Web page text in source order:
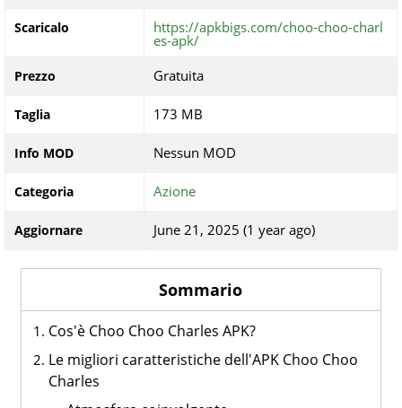
Scaricalo https://apkbigs.com/choo-choo-charl
es-apk/
Prezzo Gratuita
Taglia 173 MB
Info MOD Nessun MOD
Categoria Azione
Aggiornare June 21, 2025 (1 year ago)
Sommario
Cos'è Choo Choo Charles APK?
Le migliori caratteristiche dell'APK Choo Choo
Charles